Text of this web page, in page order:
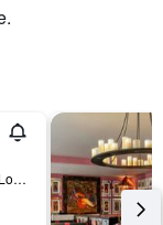
126 Southampton Row, London, Storbritannien